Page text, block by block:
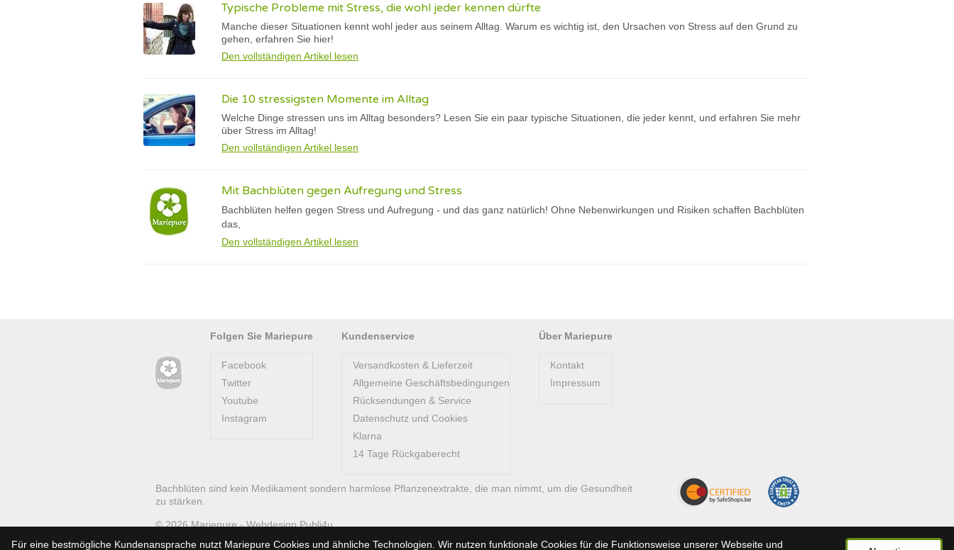
Typische Probleme mit Stress, die wohl jeder kennen dürfte
Manche dieser Situationen kennt wohl jeder aus seinem Alltag. Warum es wichtig ist, den Ursachen von Stress auf den Grund zu
gehen, erfahren Sie hier!
Den vollständigen Artikel lesen
Die 10 stressigsten Momente im Alltag
Welche Dinge stressen uns im Alltag besonders? Lesen Sie ein paar typische Situationen, die jeder kennt, und erfahren Sie mehr
über Stress im Alltag!
Den vollständigen Artikel lesen
Mit Bachblüten gegen Aufregung und Stress
Bachblüten helfen gegen Stress und Aufregung - und das ganz natürlich! Ohne Nebenwirkungen und Risiken schaffen Bachblüten
das,
Den vollständigen Artikel lesen
Folgen Sie Mariepure
Facebook
Twitter
Youtube
Instagram
Kundenservice
Versandkosten & Lieferzeit
Allgemeine Geschäftsbedingungen
Rücksendungen & Service
Datenschutz und Cookies
Klarna
14 Tage Rückgaberecht
Über Mariepure
Kontakt
Impressum
Bachblüten sind kein Medikament sondern harmlose Pflanzenextrakte, die man nimmt, um die Gesundheit
zu stärken.
© 2026 Mariepure -WebdesignPubli4u
Für eine bestmögliche Kundenansprache nutzt Mariepure Cookies und ähnliche Technologien. Wir nutzen funktionale Cookies für die Funktionsweise unserer Webseite und